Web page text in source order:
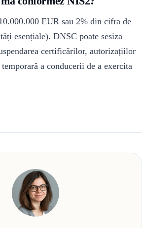
EUR sau 2% din cifra de
esențiale). DNSC poate sesiza
certificărilor, autorizațiilor
a conducerii de a exercita